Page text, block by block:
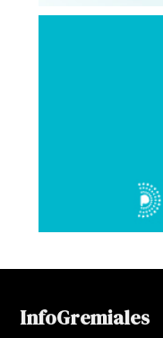
InfoGremiales